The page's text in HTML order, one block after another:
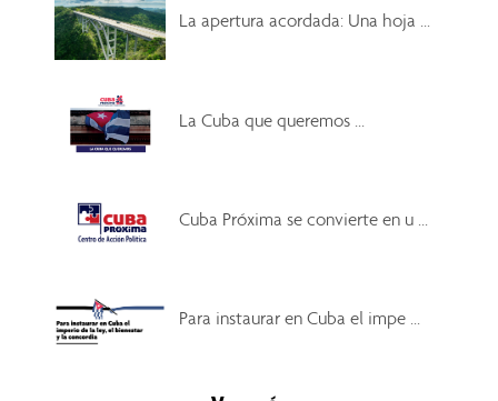
La apertura acordada: Una hoja ...
La Cuba que queremos ...
Cuba Próxima se convierte en u ...
Para instaurar en Cuba el impe ...